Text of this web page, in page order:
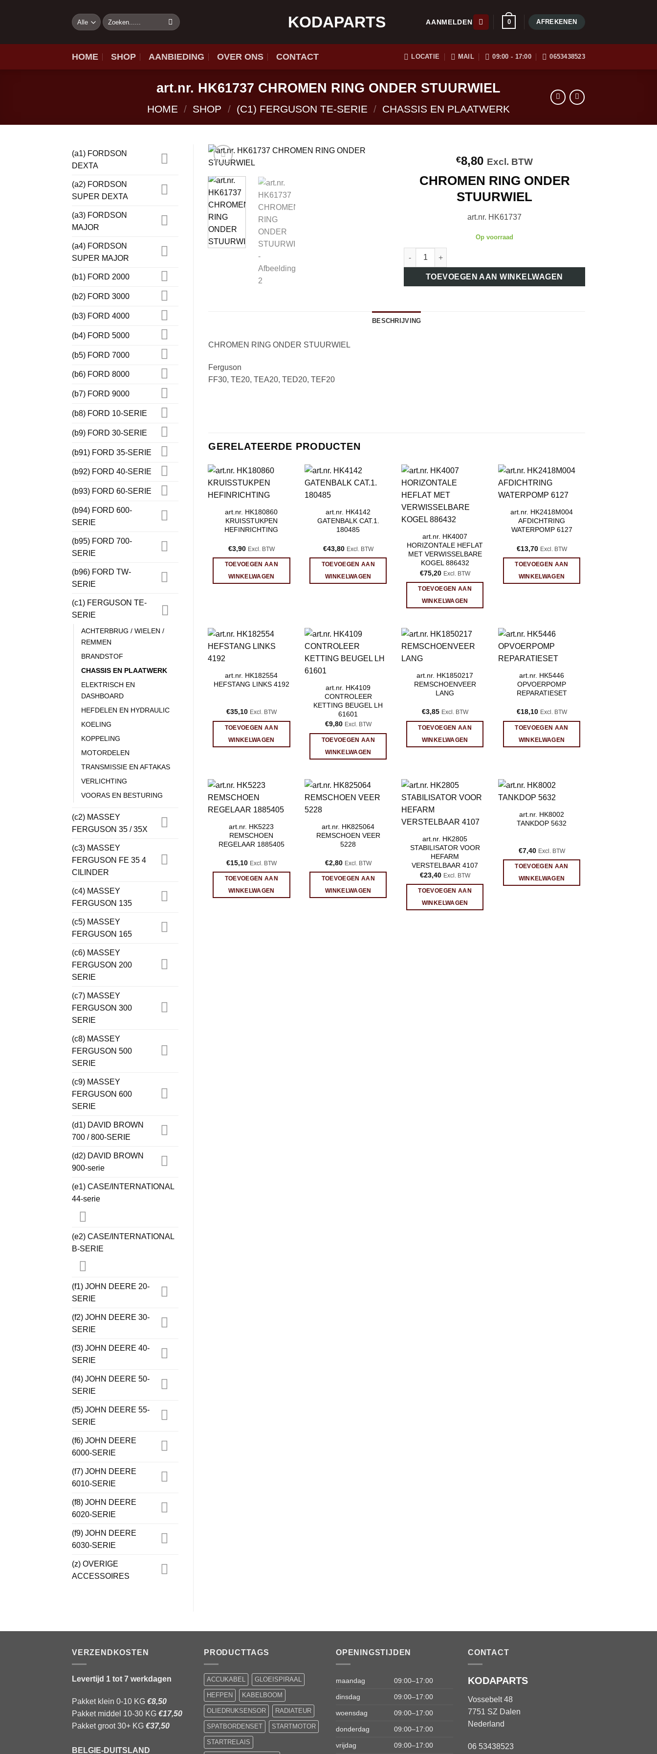
KODAPARTS
Zoeken
naar:
AANMELDEN 0 AFREKENEN
HOME SHOP AANBIEDING OVER ONS CONTACT LOCATIE MAIL 09:00 - 17:00 0653438523
art.nr. HK61737 CHROMEN RING ONDER STUURWIEL
HOME / SHOP / (C1) FERGUSON TE-SERIE / CHASSIS EN PLAATWERK
(a1) FORDSON
DEXTA
(a2) FORDSON
SUPER DEXTA
(a3) FORDSON
MAJOR
(a4) FORDSON
SUPER MAJOR
(b1) FORD 2000
(b2) FORD 3000
(b3) FORD 4000
(b4) FORD 5000
(b5) FORD 7000
(b6) FORD 8000
(b7) FORD 9000
(b8) FORD 10-SERIE
(b9) FORD 30-SERIE
(b91) FORD 35-SERIE
(b92) FORD 40-SERIE
(b93) FORD 60-SERIE
(b94) FORD 600-
SERIE
(b95) FORD 700-
SERIE
(b96) FORD TW-
SERIE
(c1) FERGUSON TE-
SERIE
ACHTERBRUG / WIELEN /
REMMEN
BRANDSTOF
CHASSIS EN PLAATWERK
ELEKTRISCH EN
DASHBOARD
HEFDELEN EN HYDRAULIC
KOELING
KOPPELING
MOTORDELEN
TRANSMISSIE EN AFTAKAS
VERLICHTING
VOORAS EN BESTURING
(c2) MASSEY
FERGUSON 35 / 35X
(c3) MASSEY
FERGUSON FE 35 4
CILINDER
(c4) MASSEY
FERGUSON 135
(c5) MASSEY
FERGUSON 165
(c6) MASSEY
FERGUSON 200
SERIE
(c7) MASSEY
FERGUSON 300
SERIE
(c8) MASSEY
FERGUSON 500
SERIE
(c9) MASSEY
FERGUSON 600
SERIE
(d1) DAVID BROWN
700 / 800-SERIE
(d2) DAVID BROWN
900-serie
(e1) CASE/INTERNATIONAL
44-serie
(e2) CASE/INTERNATIONAL
B-SERIE
(f1) JOHN DEERE 20-
SERIE
(f2) JOHN DEERE 30-
SERIE
(f3) JOHN DEERE 40-
SERIE
(f4) JOHN DEERE 50-
SERIE
(f5) JOHN DEERE 55-
SERIE
(f6) JOHN DEERE
6000-SERIE
(f7) JOHN DEERE
6010-SERIE
(f8) JOHN DEERE
6020-SERIE
(f9) JOHN DEERE
6030-SERIE
(z) OVERIGE
ACCESSOIRES
€8,80 Excl. BTW
CHROMEN RING ONDER
STUURWIEL
art.nr. HK61737
Op voorraad
art.nr. HK61737 CHROMEN RING ONDER STUURWIEL aantal
TOEVOEGEN AAN WINKELWAGEN
BESCHRIJVING
CHROMEN RING ONDER STUURWIEL
Ferguson
FF30, TE20, TEA20, TED20, TEF20
GERELATEERDE PRODUCTEN
art.nr. HK180860
KRUISSTUKPEN
HEFINRICHTING
€3,90 Excl. BTW
TOEVOEGEN AAN
WINKELWAGEN
art.nr. HK4142
GATENBALK CAT.1.
180485
€43,80 Excl. BTW
TOEVOEGEN AAN
WINKELWAGEN
art.nr. HK4007
HORIZONTALE HEFLAT
MET VERWISSELBARE
KOGEL 886432
€75,20 Excl. BTW
TOEVOEGEN AAN
WINKELWAGEN
art.nr. HK2418M004
AFDICHTRING
WATERPOMP 6127
€13,70 Excl. BTW
TOEVOEGEN AAN
WINKELWAGEN
art.nr. HK182554
HEFSTANG LINKS 4192
€35,10 Excl. BTW
TOEVOEGEN AAN
WINKELWAGEN
art.nr. HK4109
CONTROLEER
KETTING BEUGEL LH
61601
€9,80 Excl. BTW
TOEVOEGEN AAN
WINKELWAGEN
art.nr. HK1850217
REMSCHOENVEER
LANG
€3,85 Excl. BTW
TOEVOEGEN AAN
WINKELWAGEN
art.nr. HK5446
OPVOERPOMP
REPARATIESET
€18,10 Excl. BTW
TOEVOEGEN AAN
WINKELWAGEN
art.nr. HK5223
REMSCHOEN
REGELAAR 1885405
€15,10 Excl. BTW
TOEVOEGEN AAN
WINKELWAGEN
art.nr. HK825064
REMSCHOEN VEER
5228
€2,80 Excl. BTW
TOEVOEGEN AAN
WINKELWAGEN
art.nr. HK2805
STABILISATOR VOOR
HEFARM
VERSTELBAAR 4107
€23,40 Excl. BTW
TOEVOEGEN AAN
WINKELWAGEN
art.nr. HK8002
TANKDOP 5632
€7,40 Excl. BTW
TOEVOEGEN AAN
WINKELWAGEN
VERZENDKOSTEN
Levertijd 1 tot 7 werkdagen
Pakket klein 0-10 KG €8,50
Pakket middel 10-30 KG €17,50
Pakket groot 30+ KG €37,50
BELGIE-DUITSLAND
PRODUCTTAGS
ACCUKABEL GLOEISPIRAAL
HEFPEN KABELBOOM
OLIEDRUKSENSOR RADIATEUR
SPATBORDENSET STARTMOTOR
STARTRELAIS
OPENINGSTIJDEN
maandag 09:00–17:00
dinsdag 09:00–17:00
woensdag 09:00–17:00
donderdag 09:00–17:00
vrijdag 09:00–17:00
CONTACT
KODAPARTS
Vossebelt 48
7751 SZ Dalen
Nederland
06 53438523